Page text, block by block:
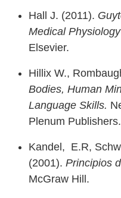
Hall J. (2011).
Medical Physiology
Elsevier.
Hillix W.,
Bodies, Human
Language Skills.
Plenum Publishers.
Kandel, E.R,
(2001). Principios
McGraw Hill.